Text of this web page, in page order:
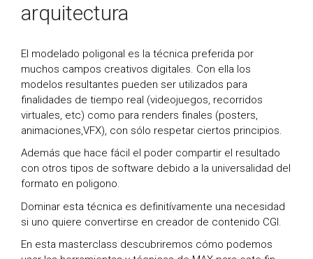
arquitectura
El modelado poligonal es la técnica preferida por
muchos campos creativos digitales. Con ella los
modelos resultantes pueden ser utilizados para
finalidades de tiempo real (videojuegos, recorridos
virtuales, etc) como para renders finales (posters,
animaciones,VFX), con sólo respetar ciertos principios.
Además que hace fácil el poder compartir el resultado
con otros tipos de software debido a la universalidad del
formato en poligono.
Dominar esta técnica es definitívamente una necesidad
si uno quiere convertirse en creador de contenido CGI.
En esta masterclass descubriremos cómo podemos